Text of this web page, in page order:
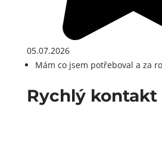
05.07.2026
Mám co jsem potřeboval a za
Rychlý kontakt